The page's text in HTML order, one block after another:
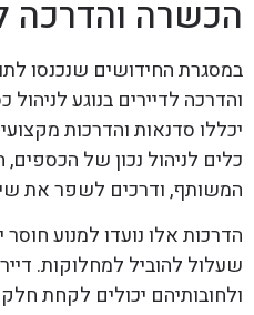
הכשרה והדרכה
במסגרת החידושים שנכנסו
והדרכה לדיירים בנוגע
יכללו סדנאות והדרכות
כלים לניהול נכון של
המשותף, ודרכים לשפר את
הדרכות אלו נועדו למנוע
שעלול להוביל למחלוקות.
ולחובותיהם יכולים לקחת חלק